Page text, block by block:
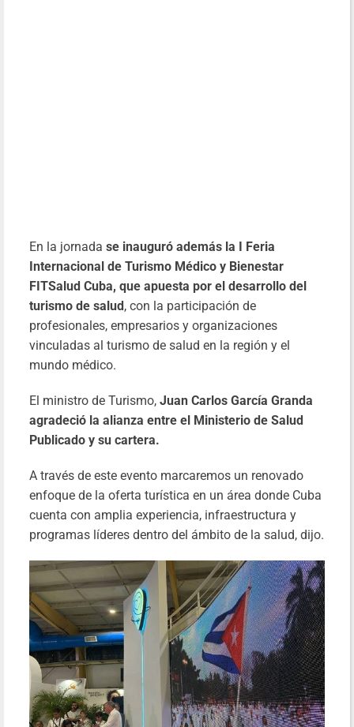
En la jornada se inauguró además la I Feria
Internacional de Turismo Médico y Bienestar
FITSalud Cuba, que apuesta por el desarrollo del
turismo de salud , con la participación de
profesionales, empresarios y organizaciones
vinculadas al turismo de salud en la región y el
mundo médico.
El ministro de Turismo, Juan Carlos García Granda
agradeció la alianza entre el Ministerio de Salud
Publicado y su cartera.
A través de este evento marcaremos un renovado
enfoque de la oferta turística en un área donde Cuba
cuenta con amplia experiencia, infraestructura y
programas líderes dentro del ámbito de la salud, dijo.